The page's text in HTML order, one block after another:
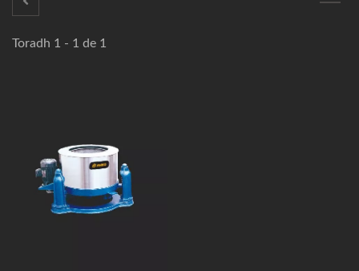
Toradh 1 - 1 de 1